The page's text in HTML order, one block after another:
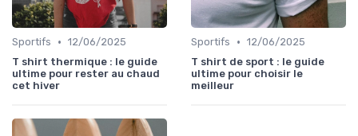
Sportifs • 12/06/2025
T shirt thermique : le guide
ultime pour rester au chaud
cet hiver
Sportifs • 12/06/2025
T shirt de sport : le guide
ultime pour choisir le
meilleur